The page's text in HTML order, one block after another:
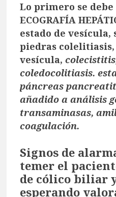
Lo primero se
ECOGRAFÍA
estado de vesícula,
piedras colelitiasis,
vesícula,
coledocolitiasis.
páncreas
añadido a análisis
transaminasas,
coagulación.
Signos de
temer el
de cólico biliar
esperando